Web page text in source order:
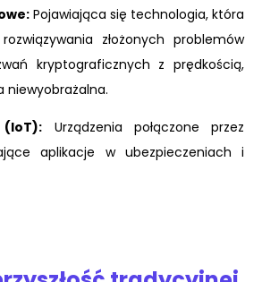
Pojawiająca się technologia, która
złożonych problemów
kryptograficznych z prędkością,
niewyobrażalna.
Urządzenia połączone przez
aplikacje w ubezpieczeniach i